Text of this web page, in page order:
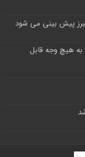
پیش بینی می شود
به هیچ وجه قابل